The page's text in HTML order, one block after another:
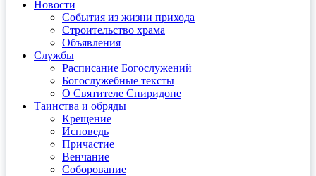
Новости
События из жизни прихода
Строительство храма
Объявления
Службы
Расписание Богослужений
Богослужебные тексты
О Святителе Спиридоне
Таинства и обряды
Крещение
Исповедь
Причастие
Венчание
Соборование